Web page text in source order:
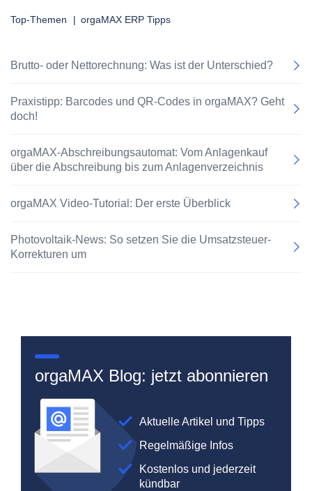
Top-Themen | orgaMAX ERP Tipps
Brutto- oder Nettorechnung: Was ist der Unterschied?
Praxistipp: Barcodes und QR-Codes in orgaMAX? Geht
doch!
orgaMAX-Abschreibungsautomat: Vom Anlagenkauf
über die Abschreibung bis zum Anlagenverzeichnis
orgaMAX Video-Tutorial: Der erste Überblick
Photovoltaik-News: So setzen Sie die Umsatzsteuer-
Korrekturen um
orgaMAX Blog: jetzt abonnieren
Aktuelle Artikel und Tipps
Regelmäßige Infos
Kostenlos und jederzeit
kündbar